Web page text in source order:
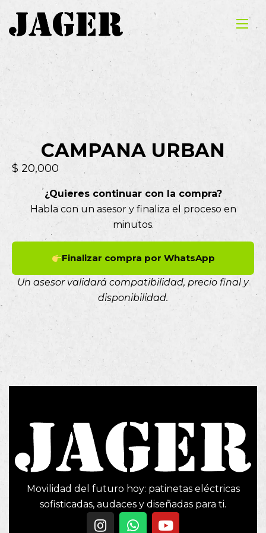
CAMPANA URBAN
$ 20,000
¿Quieres continuar con la compra?
Habla con un asesor y finaliza el proceso en
minutos.
Finalizar compra por WhatsApp
Un asesor validará compatibilidad, precio final y
disponibilidad.
Movilidad del futuro hoy: patinetas eléctricas
sofisticadas, audaces y diseñadas para ti.